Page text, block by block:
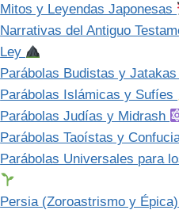
Mitos y Leyendas Japonesas
Narrativas del Antiguo
Ley
Parábolas Budistas y Jatakas
Parábolas Islámicas y Sufíes
Parábolas Judías y Midrash
Parábolas Taoístas y
Parábolas Universales para
Persia (Zoroastrismo y Épica)